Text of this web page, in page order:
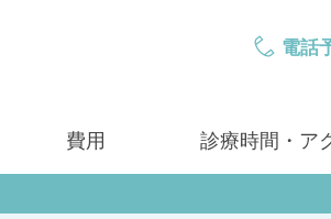
電話
費用 診療時間・ア